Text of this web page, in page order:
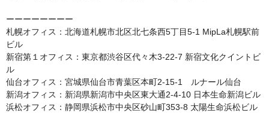
ーーーーーーーー
札幌オフィス：北海道札幌市北区北七条西5丁目5-1 MipLa札幌駅前
ビル
新宿第１オフィス：東京都渋谷区代々木3-22-7 新宿文化クイントビ
ル
仙台オフィス：宮城県仙台市青葉区本町2-15-1　ルナール仙台
新潟オフィス：新潟県新潟市中央区東大通2-4-10 日本生命新潟ビル
浜松オフィス：静岡県浜松市中央区砂山町353-8 太陽生命浜松ビル